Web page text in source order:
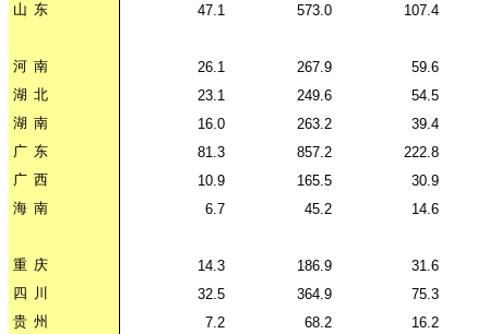
山 东 47.1 573.0 107.4
河 南 26.1 267.9
59.6
湖 北 23.1 249.6
54.5
湖 南 16.0 263.2
39.4
广 东 81.3 857.2
222.8
广 西 10.9 165.5
30.9
海 南 6.7 45.2 14.6
重 庆 14.3 186.9
31.6
四 川 32.5 364.9
75.3
贵 州 7.2 68.2
16.2